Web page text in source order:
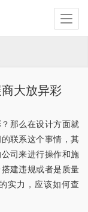
大放异彩
那么在设计方面就
联系这个事情，其
司来进行操作和施
建违规或者是质量
实力，应该如何查